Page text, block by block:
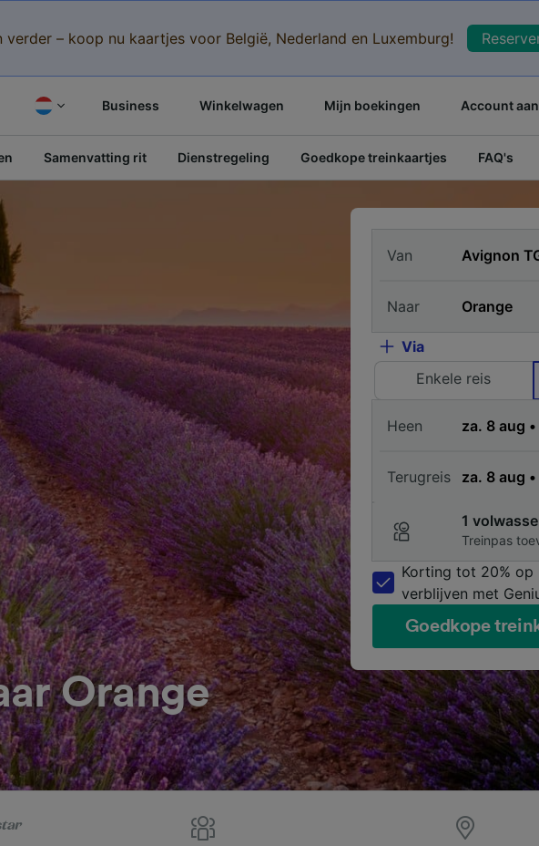
verder – koop nu kaartjes voor België, Nederland en Luxemburg!
Business Winkelwagen Mijn boekingen Account
Samenvatting rit Dienstregeling Goedkope treinkaartjes FAQ's
Orange
Van
Naar
Via
Enkele reis
Heen
Terugreis
1
Treinpas
Korting tot 20% op
verblijven met
Goedkope